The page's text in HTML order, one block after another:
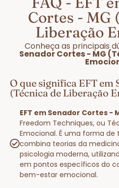
Cortes - MG
Liberação
Conheça as principais
Senador Cortes - MG
O que significa EFT em
(Técnica de Liberação
EFT em Senador Cortes -
Freedom Techniques, ou
Emocional. É uma forma
combina teorias da
psicologia moderna,
em pontos específicos do
bem-estar emocional.